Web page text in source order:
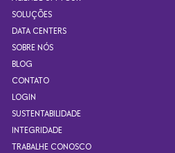
SOLUÇÕES
DATA CENTERS
SOBRE NÓS
BLOG
CONTATO
LOGIN
SUSTENTABILIDADE
INTEGRIDADE
TRABALHE CONOSCO